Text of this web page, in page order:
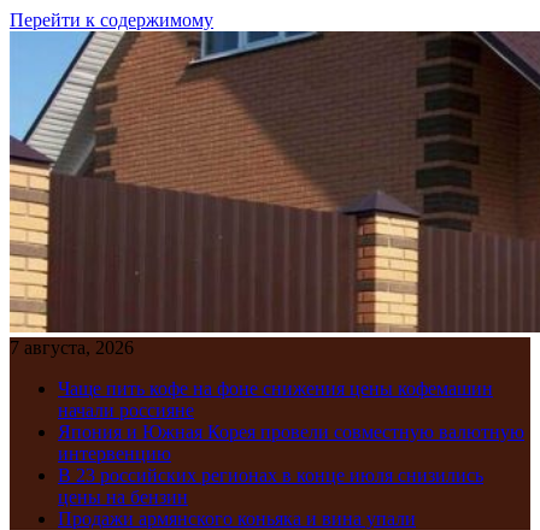
Перейти к содержимому
7 августа, 2026
Чаще пить кофе на фоне снижения цены кофемашин
начали россияне
Япония и Южная Корея провели совместную валютную
интервенцию
В 23 российских регионах в конце июля снизились
цены на бензин
Продажи армянского коньяка и вина упали